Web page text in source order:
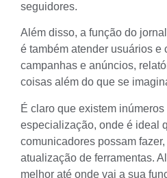
seguidores.
Além disso, a função do
é também atender usuários e
campanhas e anúncios,
coisas além do que se
É claro que existem
especialização, onde é ideal
comunicadores possam
atualização de ferramentas.
melhor até onde vai a sua